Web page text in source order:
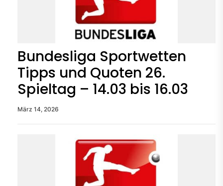
Bundesliga Sportwetten
Tipps und Quoten 26.
Spieltag – 14.03 bis 16.03
März 14, 2026